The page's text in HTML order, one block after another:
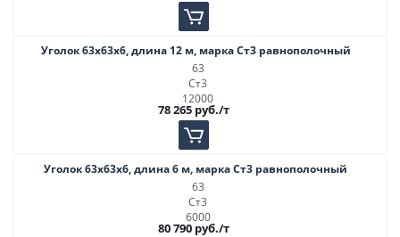
Уголок 63х63х6, длина 12 м, марка Ст3 равнополочный
63
Ст3
12000
78 265руб./т
Уголок 63х63х6, длина 6 м, марка Ст3 равнополочный
63
Ст3
6000
80 790руб./т